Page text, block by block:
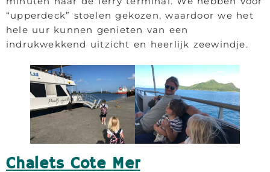
“upperdeck” stoelen gekozen, waardoor we het
hele uur kunnen genieten van een
indrukwekkend uitzicht en heerlijk zeewindje.
Chalets Cote Mer